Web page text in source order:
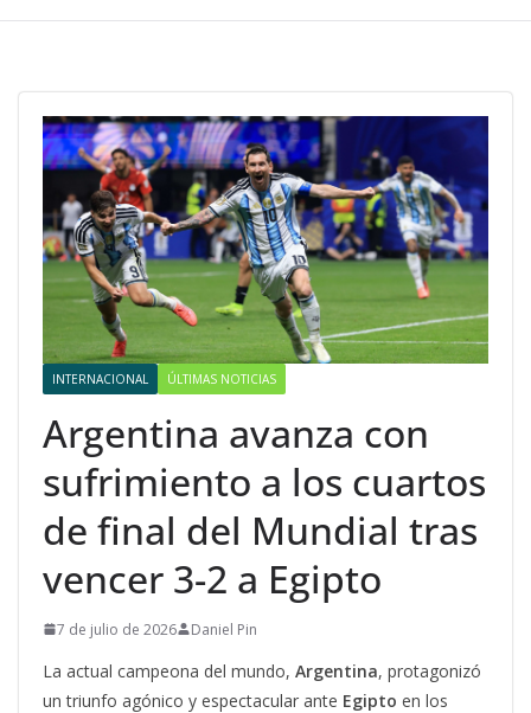
INTERNACIONAL ÚLTIMAS NOTICIAS
Argentina avanza con
sufrimiento a los cuartos
de final del Mundial tras
vencer 3-2 a Egipto
7 de julio de 2026 Daniel Pin
La actual campeona del mundo, Argentina, protagonizó
un triunfo agónico y espectacular ante Egipto en los